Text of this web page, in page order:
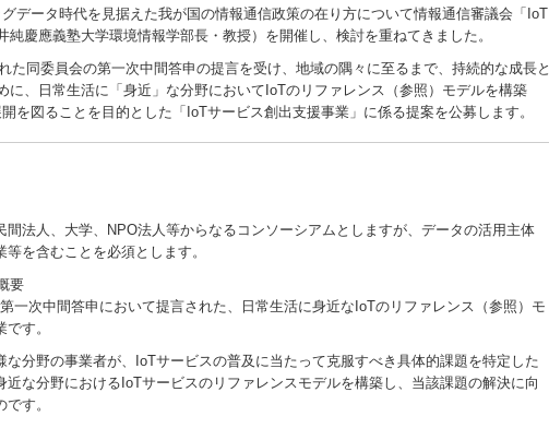
データ時代を見据えた我が国の情報通信政策の在り方について情報通信審議会「IoT
純慶應義塾大学環境情報学部長・教授）を開催し、検討を重ねてきました。
た同委員会の第一次中間答申の提言を受け、地域の隅々に至るまで、持続的な成長と
に、日常生活に「身近」な分野においてIoTのリファレンス（参照）モデルを構築
を図ることを目的とした「IoTサービス創出支援事業」に係る提案を公募します。
法人、大学、NPO法人等からなるコンソーシアムとしますが、データの活用主体
を含むことを必須とします。
要
一次中間答申において提言された、日常生活に身近なIoTのリファレンス（参照）モ
す。
分野の事業者が、IoTサービスの普及に当たって克服すべき具体的課題を特定した
近な分野におけるIoTサービスのリファレンスモデルを構築し、当該課題の解決に向
す。